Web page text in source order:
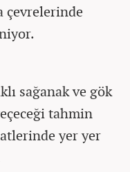
çevrelerinde
sağanak ve gök
tahmin
yer yer